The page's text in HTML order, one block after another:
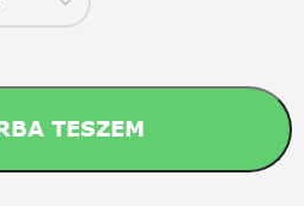
TESZEM